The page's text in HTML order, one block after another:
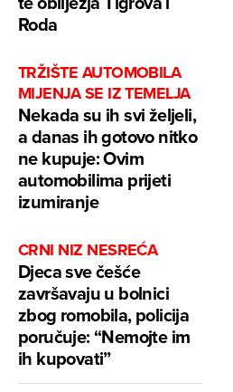
Roda
TRŽIŠTE AUTOMOBILA
MIJENJA SE IZ TEMELJA
Nekada su ih svi željeli,
a danas ih gotovo nitko
ne kupuje: Ovim
automobilima prijeti
izumiranje
CRNI NIZ NESREĆA
Djeca sve češće
završavaju u bolnici
zbog romobila, policija
poručuje: “Nemojte im
ih kupovati”